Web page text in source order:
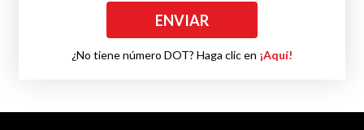
¿No tiene número DOT? Haga clic en ¡Aquí!